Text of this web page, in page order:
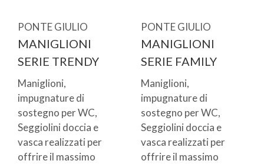
PONTE GIULIO
MANIGLIONI
SERIE TRENDY
Maniglioni,
impugnature di
sostegno per WC,
Seggiolini doccia e
vasca realizzati per
offrire il massimo
PONTE GIULIO
MANIGLIONI
SERIE FAMILY
Maniglioni,
impugnature di
sostegno per WC,
Seggiolini doccia e
vasca realizzati per
offrire il massimo